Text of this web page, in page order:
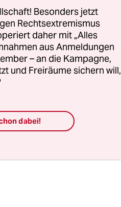
Besonders jetzt
Rechtsextremismus
daher mit „Alles
aus Anmeldungen
– an die Kampagne,
und Freiräume sichern will,
dabei!